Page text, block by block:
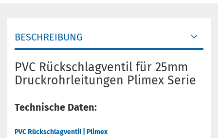
BESCHREIBUNG
PVC Rückschlagventil für 25mm
Druckrohrleitungen Plimex Serie
Technische Daten:
PVC Rückschlagventil | Plimex